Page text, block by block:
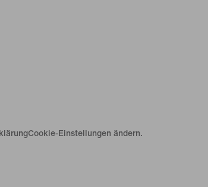
Cookie-Einstellungen ändern.